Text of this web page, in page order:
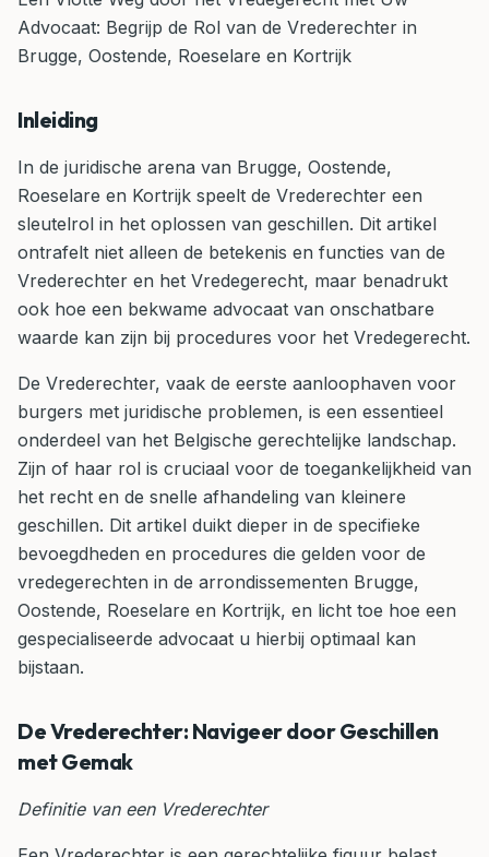
Advocaat: Begrijp de Rol van de Vrederechter in
Brugge, Oostende, Roeselare en Kortrijk
Inleiding
In de juridische arena van Brugge, Oostende,
Roeselare en Kortrijk speelt de Vrederechter een
sleutelrol in het oplossen van geschillen. Dit artikel
ontrafelt niet alleen de betekenis en functies van de
Vrederechter en het Vredegerecht, maar benadrukt
ook hoe een bekwame advocaat van onschatbare
waarde kan zijn bij procedures voor het Vredegerecht.
De Vrederechter, vaak de eerste aanloophaven voor
burgers met juridische problemen, is een essentieel
onderdeel van het Belgische gerechtelijke landschap.
Zijn of haar rol is cruciaal voor de toegankelijkheid van
het recht en de snelle afhandeling van kleinere
geschillen. Dit artikel duikt dieper in de specifieke
bevoegdheden en procedures die gelden voor de
vredegerechten in de arrondissementen Brugge,
Oostende, Roeselare en Kortrijk, en licht toe hoe een
gespecialiseerde advocaat u hierbij optimaal kan
bijstaan.
De Vrederechter: Navigeer door Geschillen
met Gemak
Definitie van een Vrederechter